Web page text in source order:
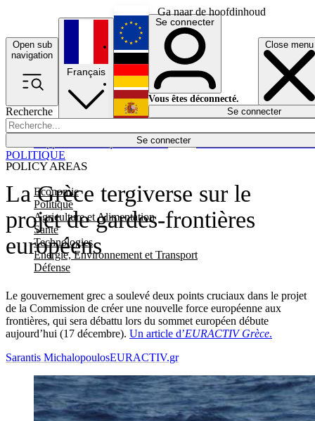
Ga naar de hoofdinhoud
Open sub
navigation
Close menu
Recherche
Se connecter
POLICY AREAS
Economie
Politique
Agriculture et Alimentation
Santé
Technologies
Energie, Environnement et Transport
Défense
Économie
Français
English
Deutsch
Español
Se connecter
Vous êtes déconnecté.
Se connecter
La Grèce tergiverse sur le
projet de gardes-frontières
européens
Le gouvernement grec a soulevé deux points cruciaux dans le projet
de la Commission de créer une nouvelle force européenne aux
frontières, qui sera débattu lors du sommet européen débute
aujourd’hui (17 décembre). Un article d’EURACTIV Grèce.
POLITIQUE
Sarantis MichalopoulosEURACTIV.gr